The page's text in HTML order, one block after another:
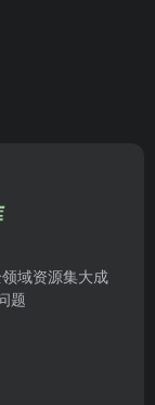
域资源集大成
题